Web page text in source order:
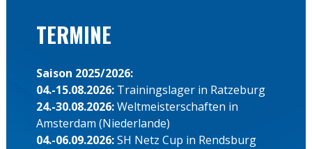
TERMINE
Saison 2025/2026:
04.-15.08.2026: Trainingslager in Ratzeburg
24.-30.08.2026:Weltmeisterschaften in
Amsterdam (Niederlande)
04.-06.09.2026:SH Netz Cup in Rendsburg